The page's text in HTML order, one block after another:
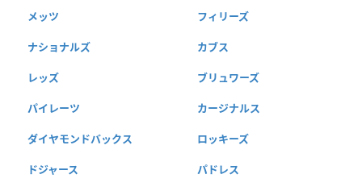
メッツ フィリーズ
ナショナルズ カブス
レッズ ブリュワーズ
パイレーツ カージナルス
ダイヤモンドバックス ロッキーズ
ドジャース パドレス